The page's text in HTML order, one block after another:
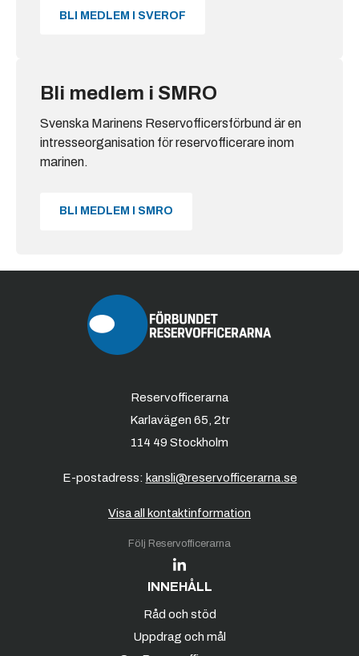
BLI MEDLEM I SVEROF
Bli medlem i SMRO
Svenska Marinens Reservofficersförbund är en
intresseorganisation för reservofficerare inom
marinen.
BLI MEDLEM I SMRO
Reservofficerarna
Karlavägen 65, 2tr
114 49 Stockholm
E-postadress: kansli@reservofficerarna.se
Visa all kontaktinformation
Följ Reservofficerarna
INNEHÅLL
Råd och stöd
Uppdrag och mål